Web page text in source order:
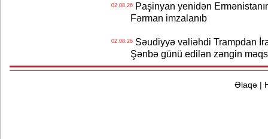
02.08.26Paşinyan yenidən
Fərman imzalanıb
02.08.26Səudiyyə vəliəhdi Trampdan
Şənbə günü edilən zəngin
Əlaqə|